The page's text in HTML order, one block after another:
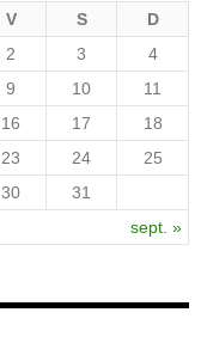
V S D
sept. »
2 3
4
9 10
11
16 17
18
23 24
25
30 31